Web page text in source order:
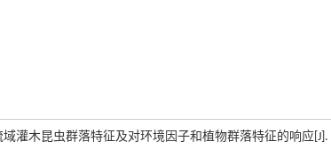
灌木昆虫群落特征及对环境因子和植物群落特征的响应[J].